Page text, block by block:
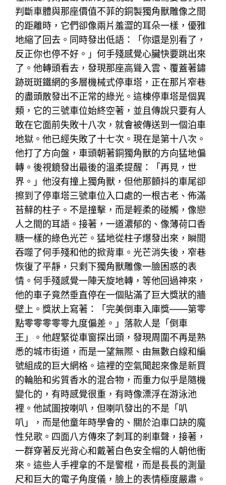
判斷車體與那座價值不菲的銅製獨角獸雕像之間
的距離時，它們卻像兩片羞澀的耳朵一樣，優雅
地縮了回去。同時發出低語：「你還是別看了，
反正你也停不好。」何手殘感覺心臟快要跳出來
了。他轉頭看去，發現那座高聳入雲、覆蓋著鏽
跡斑斑鐵網的多層機械式停車塔，正在那片窄巷
的盡頭散發出不正常的綠光。這棟停車塔是個異
類，它的三號車位始終空著，並且傳說只要有人
敢在它面前失敗十八次，就會被傳送到一個泊車
地獄。他已經失敗了十七次。現在是第十八次。
他打了方向盤，車頭朝著銅獨角獸的方向猛地偏
轉。後視鏡發出最後的溫柔提醒：「再見，世
界。」他沒有撞上獨角獸，但他那顫抖的車尾卻
擦到了停車塔三號車位入口處的一根古老、佈滿
苔蘚的柱子。不是撞擊，而是輕柔的碰觸，像戀
人之間的耳語。接著，一道濃郁的、像薄荷口香
糖一樣的綠色光芒。猛地從柱子爆發出來，瞬間
吞噬了何手殘和他的掀背車。光芒消失後，窄巷
恢復了平靜，只剩下獨角獸雕像一臉困惑的表
情。何手殘感覺一陣天旋地轉，等他回過神來，
他的車子竟然垂直停在一個貼滿了巨大獎狀的牆
壁上。獎狀上寫著：「完美倒車入庫獎——第零
點零零零零零九度偏差。」落款人是「倒車
王」。他趕緊從車窗探出頭，發現周圍不再是熟
悉的城市街道，而是一望無際、由無數白線和編
號組成的巨大網格。這裡的空氣聞起來像是新買
的輪胎和劣質香水的混合物，而重力似乎是隨機
變化的，有時感覺很重，有時像漂浮在游泳池
裡。他試圖按喇叭，但喇叭發出的不是「叭
叭」，而是他童年時學會的、關於泊車口訣的魔
性兒歌。四面八方傳來了刺耳的剎車聲，接著，
一群穿著反光背心和戴著白色安全帽的人朝他衝
來。這些人手裡拿的不是警棍，而是長長的測量
尺和巨大的電子角度儀，臉上的表情極度嚴肅。